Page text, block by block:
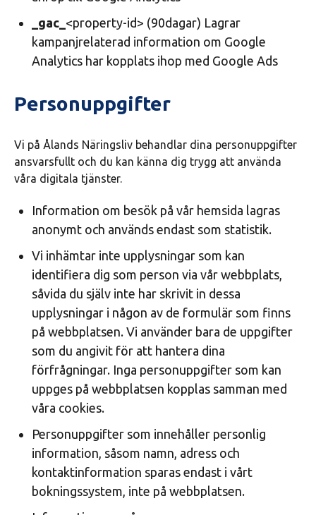
_gac_ <property-id> (90dagar) Lagrar
kampanjrelaterad information om Google
Analytics har kopplats ihop med Google Ads
Personuppgifter
Vi på Ålands Näringsliv behandlar dina personuppgifter
ansvarsfullt och du kan känna dig trygg att använda
våra digitala tjänster.
Information om besök på vår hemsida lagras
anonymt och används endast som statistik.
Vi inhämtar inte upplysningar som kan
identifiera dig som person via vår webbplats,
såvida du själv inte har skrivit in dessa
upplysningar i någon av de formulär som finns
på webbplatsen. Vi använder bara de uppgifter
som du angivit för att hantera dina
förfrågningar. Inga personuppgifter som kan
uppges på webbplatsen kopplas samman med
våra cookies.
Personuppgifter som innehåller personlig
information, såsom namn, adress och
kontaktinformation sparas endast i vårt
bokningssystem, inte på webbplatsen.